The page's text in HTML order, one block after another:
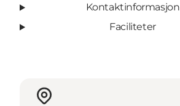
Kontaktinformasjon
Faciliteter